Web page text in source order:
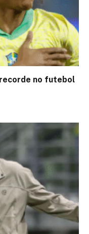
recorde no futebol